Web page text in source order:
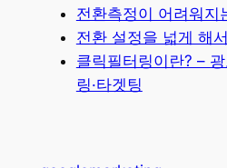
전환측정이 어려워지
전환 설정을 넓게 해
클릭필터링이란? –
링·타겟팅